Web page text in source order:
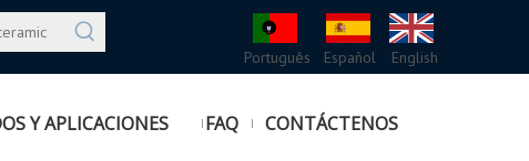
Português Español English
Y APLICACIONES FAQ CONTÁCTENOS